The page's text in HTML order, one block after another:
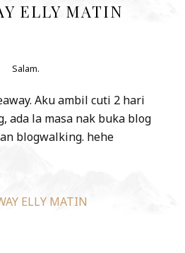
ELLY MATIN
Salam.
Aku ambil cuti 2 hari
ada la masa nak buka blog
blogwalking. hehe
ELLY MATIN